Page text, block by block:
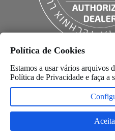
Política de Cookies
Estamos a usar vários arquivos
Política de Privacidade e faça a